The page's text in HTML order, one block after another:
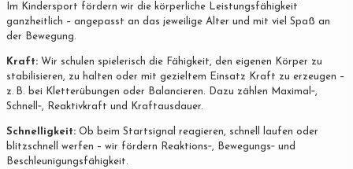
Im Kindersport fördern wir die körperliche Leistungsfähigkeit
ganzheitlich – angepasst an das jeweilige Alter und mit viel Spaß an
der Bewegung.
Kraft: Wir schulen spielerisch die Fähigkeit, den eigenen Körper zu
stabilisieren, zu halten oder mit gezieltem Einsatz Kraft zu erzeugen –
z. B. bei Kletterübungen oder Balancieren. Dazu zählen Maximal‐,
Schnell‐, Reaktivkraft und Kraftausdauer.
Schnelligkeit: Ob beim Startsignal reagieren, schnell laufen oder
blitzschnell werfen – wir fördern Reaktions‐, Bewegungs‐ und
Beschleunigungsfähigkeit.